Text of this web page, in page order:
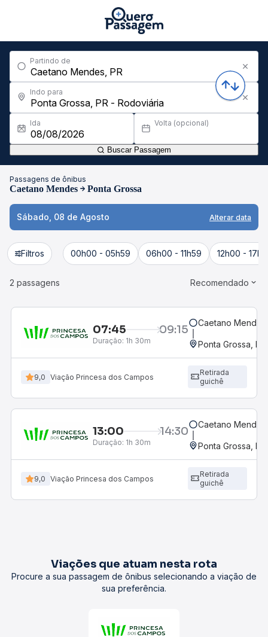
Partindo de
Indo para
Ida Volta (opcional)
Buscar Passagem
Passagens de ônibus
Caetano Mendes Ponta Grossa
Sábado, 08 de Agosto Alterar data
Filtros 00h00 - 05h59 06h00 - 11h59 12h00 -
2 passagens Recomendado
07:45 09:15
Duração: 1h 30m
Caetano
Ponta Grossa,
9,0 Viação Princesa dos Campos
Retirada
guichê
13:00 14:30
Duração: 1h 30m
Caetano
Ponta Grossa,
9,0 Viação Princesa dos Campos
Retirada
guichê
Viações que atuam nesta rota
Procure a sua passagem de ônibus selecionando a viação de
sua preferência.